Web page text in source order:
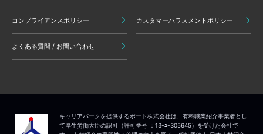
コンプライアンスポリシー カスタマーハラスメントポリシー
よくある質問 / お問い合わせ